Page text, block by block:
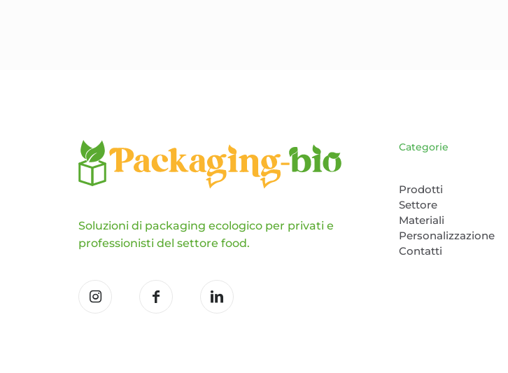
Soluzioni di packaging ecologico per privati e
professionisti del settore food.
Categorie
Prodotti
Settore
Materiali
Personalizzazione
Contatti